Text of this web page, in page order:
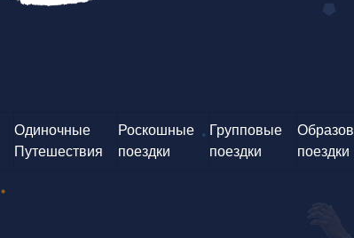
Одиночные
Путешествия
Роскошные
поездки
Групповые
поездки
поездки